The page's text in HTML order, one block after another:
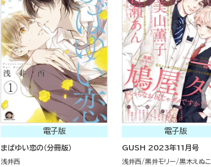
電子版
まばゆい恋の（分冊版）
浅井西
電子版
GUSH 2023年11月号
浅井西 黒井モリー 黒木えぬこ